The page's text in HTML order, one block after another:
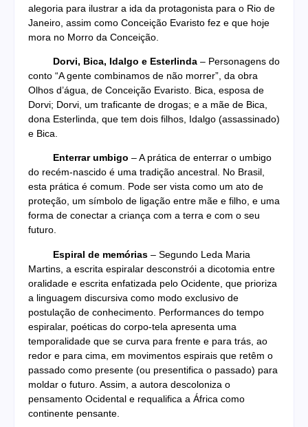
alegoria para ilustrar a ida da protagonista para o Rio de
Janeiro, assim como Conceição Evaristo fez e que hoje
mora no Morro da Conceição.
Dorvi, Bica, Idalgo e Esterlinda – Personagens do
conto “A gente combinamos de não morrer”, da obra
Olhos d’água, de Conceição Evaristo. Bica, esposa de
Dorvi; Dorvi, um traficante de drogas; e a mãe de Bica,
dona Esterlinda, que tem dois filhos, Idalgo (assassinado)
e Bica.
Enterrar umbigo – A prática de enterrar o umbigo
do recém-nascido é uma tradição ancestral. No Brasil,
esta prática é comum. Pode ser vista como um ato de
proteção, um símbolo de ligação entre mãe e filho, e uma
forma de conectar a criança com a terra e com o seu
futuro.
Espiral de memórias – Segundo Leda Maria
Martins, a escrita espiralar desconstrói a dicotomia entre
oralidade e escrita enfatizada pelo Ocidente, que prioriza
a linguagem discursiva como modo exclusivo de
postulação de conhecimento. Performances do tempo
espiralar, poéticas do corpo-tela apresenta uma
temporalidade que se curva para frente e para trás, ao
redor e para cima, em movimentos espirais que retêm o
passado como presente (ou presentifica o passado) para
moldar o futuro. Assim, a autora descoloniza o
pensamento Ocidental e requalifica a África como
continente pensante.